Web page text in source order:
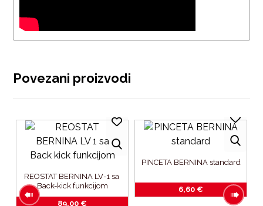
Povezani proizvodi
REOSTAT BERNINA LV-1 sa
Back-kick funkcijom
89,00 €
PINCETA BERNINA standard
6,60 €